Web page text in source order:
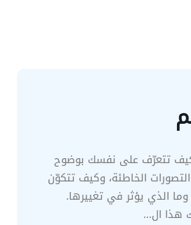
تتعرّف على نفسك بوضوح
الخاطئة، وكيف تتكوّن
الذي يؤثر في تغييرها.
هذا ال...